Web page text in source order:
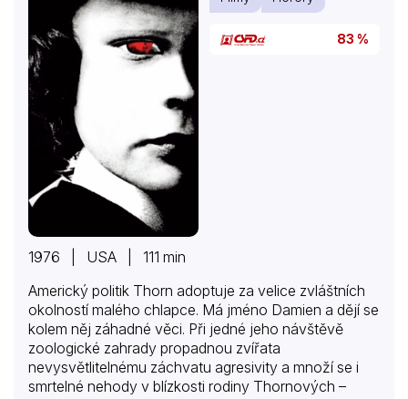
83 %
1976 | USA | 111 min
Americký politik Thorn adoptuje za velice zvláštních
okolností malého chlapce. Má jméno Damien a dějí se
kolem něj záhadné věci. Při jedné jeho návštěvě
zoologické zahrady propadnou zvířata
nevysvětlitelnému záchvatu agresivity a množí se i
smrtelné nehody v blízkosti rodiny Thornových –